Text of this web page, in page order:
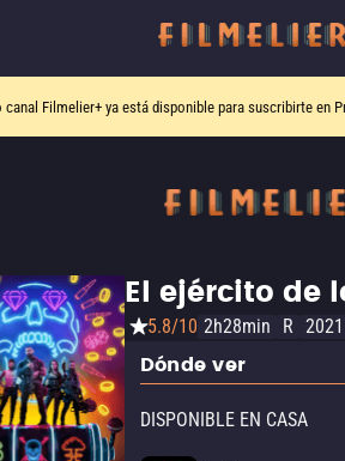
canal Filmelier+ya está disponible para suscribirte en
El ejército de
5.8/10 2h28min R 2021
Dónde ver
DISPONIBLE EN CASA